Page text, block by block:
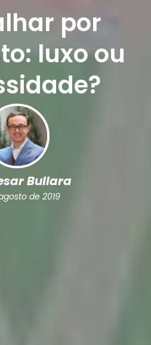
por
luxo ou
Bullara
de 2019